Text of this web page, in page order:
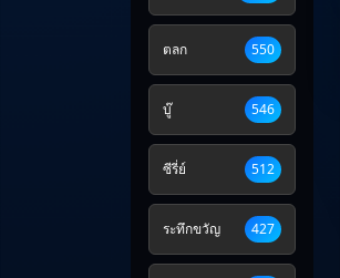
ตลก 550
บู๊ 546
ซีรี่ย์ 512
ระทึกขวัญ 427